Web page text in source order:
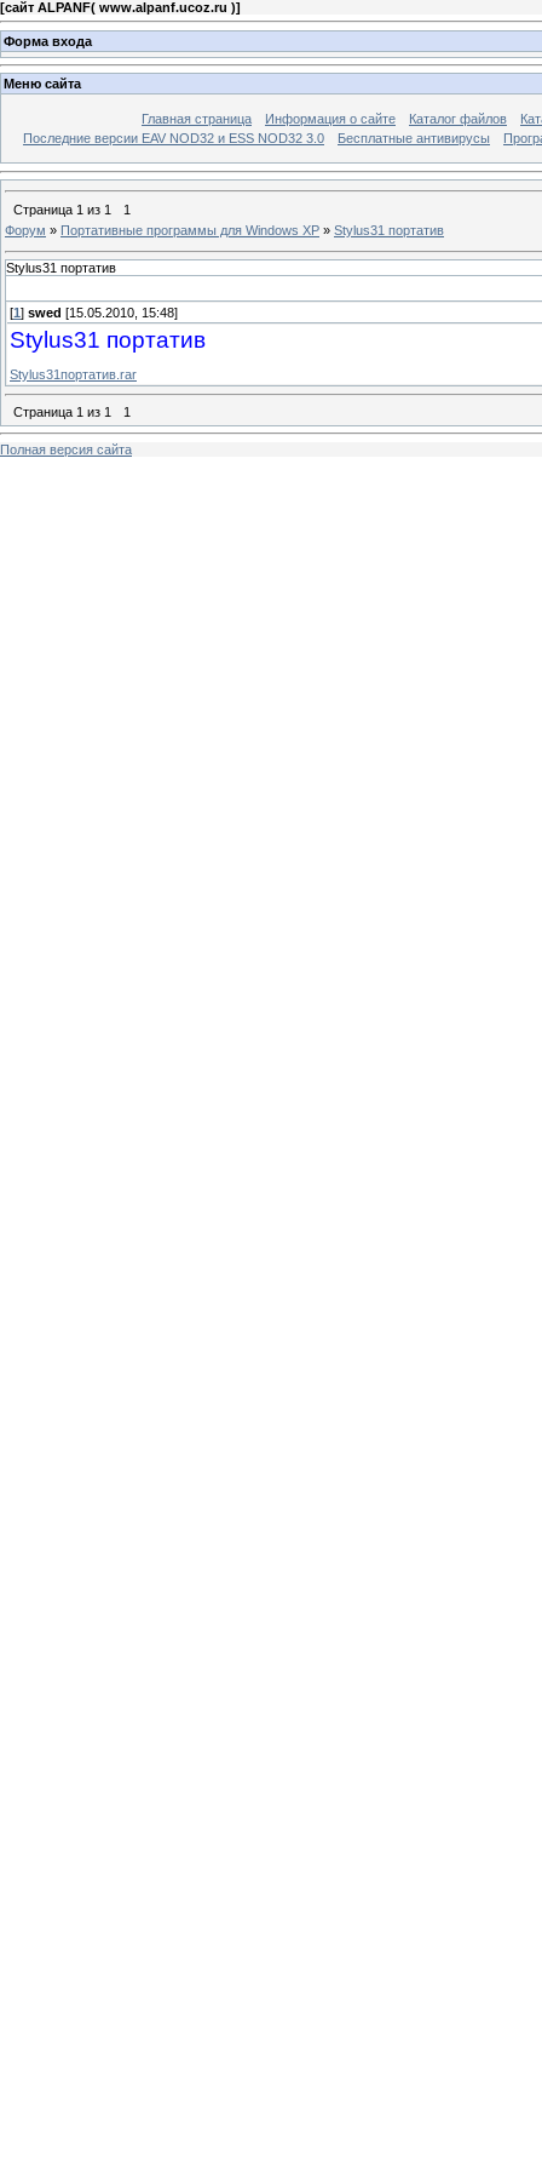
[сайт ALPANF( www.alpanf.ucoz.ru )]
Форма входа
Меню сайта
Главная страница Информация о сайте Каталог файлов
Последние версии EAV NOD32 и ESS NOD32 3.0
Бесплатные антивирусы
Страница 1 из 1
1
Форум » Портативные программы для Windows XP » Stylus31 портатив
Stylus31 портатив
[1 ] swed [15.05.2010, 15:48]
Stylus31 портатив
Stylus31портатив.rar
Страница 1 из 1 1
Полная версия сайта